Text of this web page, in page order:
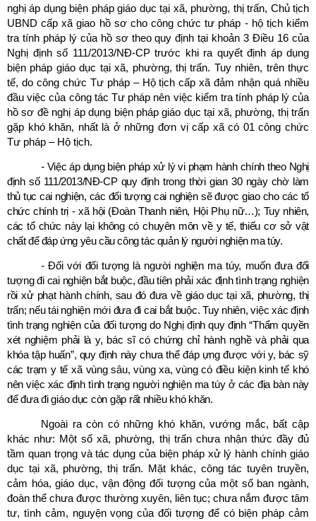
nghị áp dụng biện pháp giáo dục tại xã, phường, thị trấn, Chủ tịch
UBND cấp xã giao hồ sơ cho công chức tư pháp - hộ tịch kiểm
tra tính pháp lý của hồ sơ theo quy định tại khoản 3 Điều 16 của
Nghị định số 111/2013/NĐ-CP trước khi ra quyết định áp dụng
biện pháp giáo dục tại xã, phường, thị trấn. Tuy nhiên, trên thực
tế, do công chức Tư pháp – Hộ tịch cấp xã đảm nhận quá nhiều
đầu việc của công tác Tư pháp nên việc kiểm tra tính pháp lý của
hồ sơ đề nghị áp dụng biện pháp giáo dục tại xã, phường, thị trấn
gặp khó khăn, nhất là ở những đơn vị cấp xã có 01 công chức
Tư pháp – Hộ tịch.
- Việc áp dụng biện pháp xử lý vi phạm hành chính theo Nghị
định số 111/2013/NĐ-CP quy định trong thời gian 30 ngày chờ làm
thủ tục cai nghiện, các đối tượng cai nghiện sẽ được giao cho các tổ
chức chính trị - xã hội (Đoàn Thanh niên, Hội Phụ nữ…); Tuy nhiên,
các tổ chức này lại không có chuyên môn về y tế, thiếu cơ sở vật
chất để đáp ứng yêu cầu công tác quản lý người nghiện ma túy.
-Đối với đối tượng là người nghiện ma túy, muốn đưa đối
tượng đi cai nghiện bắt buộc, đầu tiên phải xác định tình trạng nghiện
rồi xử phạt hành chính, sau đó đưa về giáo dục tại xã, phường, thị
trấn; nếu tái nghiện mới đưa đi cai bắt buộc. Tuy nhiên, việc xác định
tình trạng nghiện của đối tượng do Nghị địnhquy định“Thẩm quyền
xét nghiệm phải là y, bác sĩ có chứng chỉ hành nghề và phải qua
khóa tập huấn”, quy định này chưa thể đáp ựng được với y, bác sỹ
các trạm y tế xã vùng sâu, vùng xa, vùng có điều kiện kinh tế khó
nên việc xác định tình trạng người nghiện ma túy ở các địa bàn này
để đưa đi giáo dục còn gặp rất nhiều khó khăn.
Ngoài ra còn có những khó khăn, vướng mắc, bất cập
khác như: Một số xã, phường, thị trấn chưa nhận thức đầy đủ
tầm quan trọng và tác dụng của biện pháp xử lý hành chính giáo
dục tại xã, phường, thị trấn. Mặt khác, công tác tuyên truyền,
cảm hóa, giáo dục, vận động đối tượng của một số ban ngành,
đoàn thể chưa được thường xuyên, liên tục; chưa nắm được tâm
tư, tình cảm, nguyện vọng của đối tượng để có biện pháp cảm